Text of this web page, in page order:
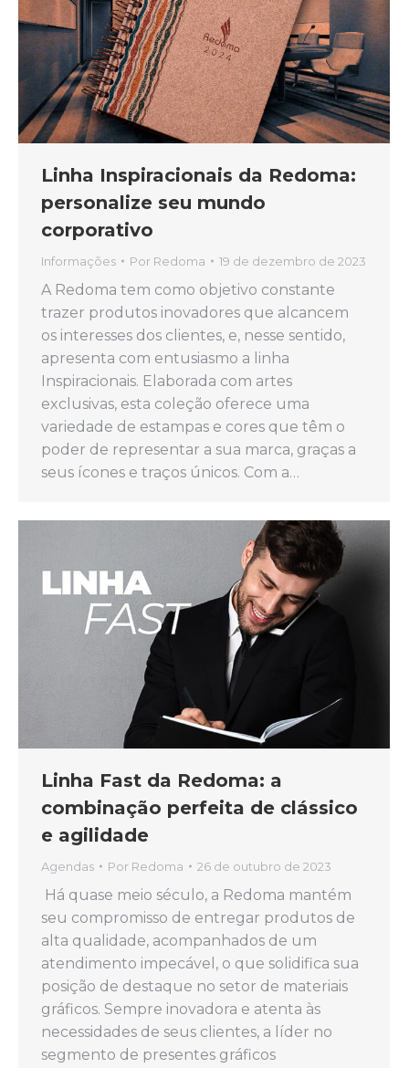
Linha Inspiracionais da Redoma:
personalize seu mundo
corporativo
Informações Por Redoma 19 de dezembro de 2023
A Redoma tem como objetivo constante
trazer produtos inovadores que alcancem
os interesses dos clientes, e, nesse sentido,
apresenta com entusiasmo a linha
Inspiracionais. Elaborada com artes
exclusivas, esta coleção oferece uma
variedade de estampas e cores que têm o
poder de representar a sua marca, graças a
seus ícones e traços únicos. Com a…
Linha Fast da Redoma: a
combinação perfeita de clássico
e agilidade
Agendas Por Redoma 26 de outubro de 2023
Há quase meio século, a Redoma mantém
seu compromisso de entregar produtos de
alta qualidade, acompanhados de um
atendimento impecável, o que solidifica sua
posição de destaque no setor de materiais
gráficos. Sempre inovadora e atenta às
necessidades de seus clientes, a líder no
segmento de presentes gráficos